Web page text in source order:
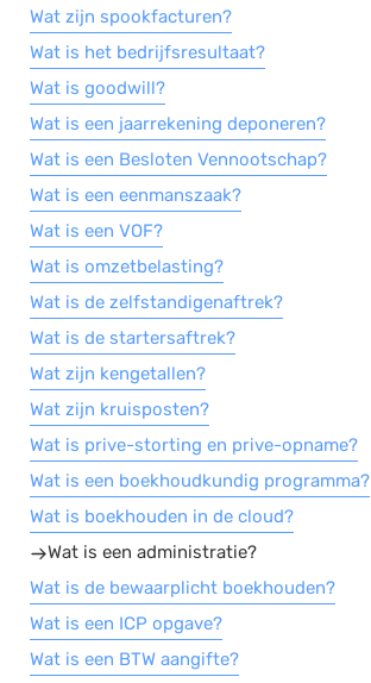
Wat zijn spookfacturen?
Wat is het bedrijfsresultaat?
Wat is goodwill?
Wat is een jaarrekening deponeren?
Wat is een Besloten Vennootschap?
Wat is een eenmanszaak?
Wat is een VOF?
Wat is omzetbelasting?
Wat is de zelfstandigenaftrek?
Wat is de startersaftrek?
Wat zijn kengetallen?
Wat zijn kruisposten?
Wat is prive-storting en prive-opname?
Wat is een boekhoudkundig programma?
Wat is boekhouden in de cloud?
Wat is een administratie?
Wat is de bewaarplicht boekhouden?
Wat is een ICP opgave?
Wat is een BTW aangifte?